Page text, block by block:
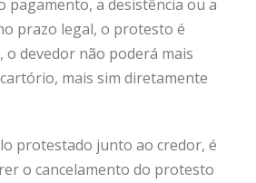
pagamento, a desistência ou a
prazo legal, o protesto é
o devedor não poderá mais
mais sim diretamente
protestado junto ao credor, é
o cancelamento do protesto